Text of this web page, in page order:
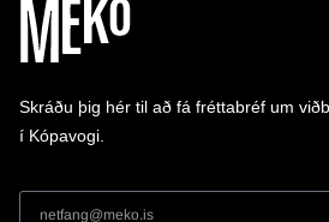
Skráðu þig hér til að fá fréttabréf um
í Kópavogi.